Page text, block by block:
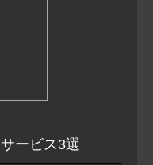
ービス3選